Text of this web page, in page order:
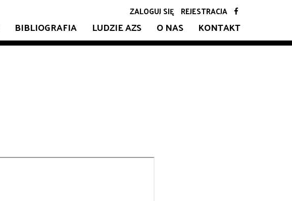
ZALOGUJ SIĘ REJESTRACJA
BIBLIOGRAFIA LUDZIE AZS O NAS KONTAKT